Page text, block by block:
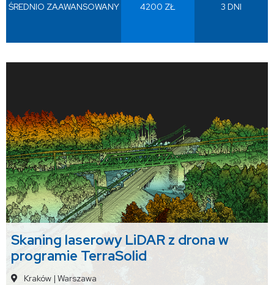
ŚREDNIO ZAAWANSOWANY 4200 ZŁ 3 DNI
Skaning laserowy LiDAR z drona w
programie TerraSolid
Kraków | Warszawa